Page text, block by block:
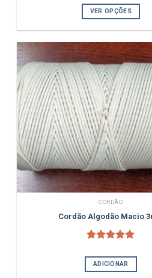
VER OPÇÕES
CORDÃO
Cordão Algodão Macio
com5.00
em 5 com
ADICIONAR